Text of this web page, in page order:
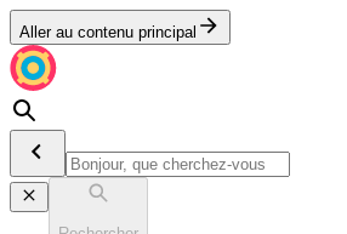
Aller au contenu principal